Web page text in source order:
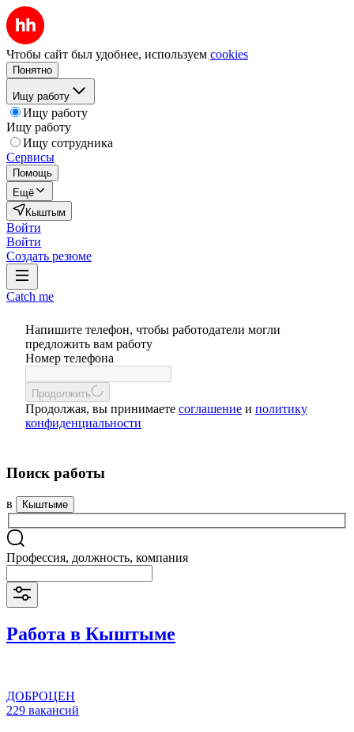
Чтобы сайт был удобнее, используем cookies
Понятно
Ищу работу
Ищу работу
Ищу работу
Ищу сотрудника
Сервисы
Помощь
Ещё
Кыштым
Войти
Войти
Создать резюме
Catch me
Напишите телефон, чтобы работодатели могли
предложить вам работу
Номер телефона
Продолжить
Продолжая, вы принимаете соглашение и политику
конфиденциальности
Поиск работы
в Кыштыме
Профессия, должность, компания
Работа в Кыштыме
ДОБРОЦЕН
229 вакансий